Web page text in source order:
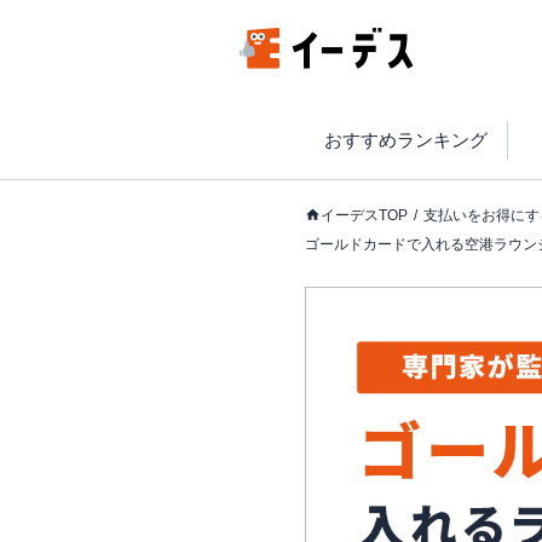
おすすめランキング
イーデスTOP
支払いをお得に
ゴールドカードで入れる空港ラウ